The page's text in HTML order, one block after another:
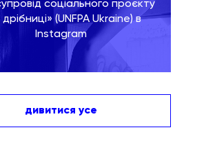
соціального проєкту
(UNFPA Ukraine) в
Instagram
дивитися усе